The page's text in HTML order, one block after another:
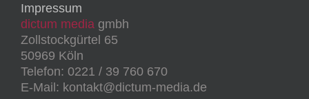
Impressum
dictum media gmbh
Zollstockgürtel 65
50969 Köln
Telefon: 0221 / 39 760 670
E-Mail: kontakt@dictum-media.de